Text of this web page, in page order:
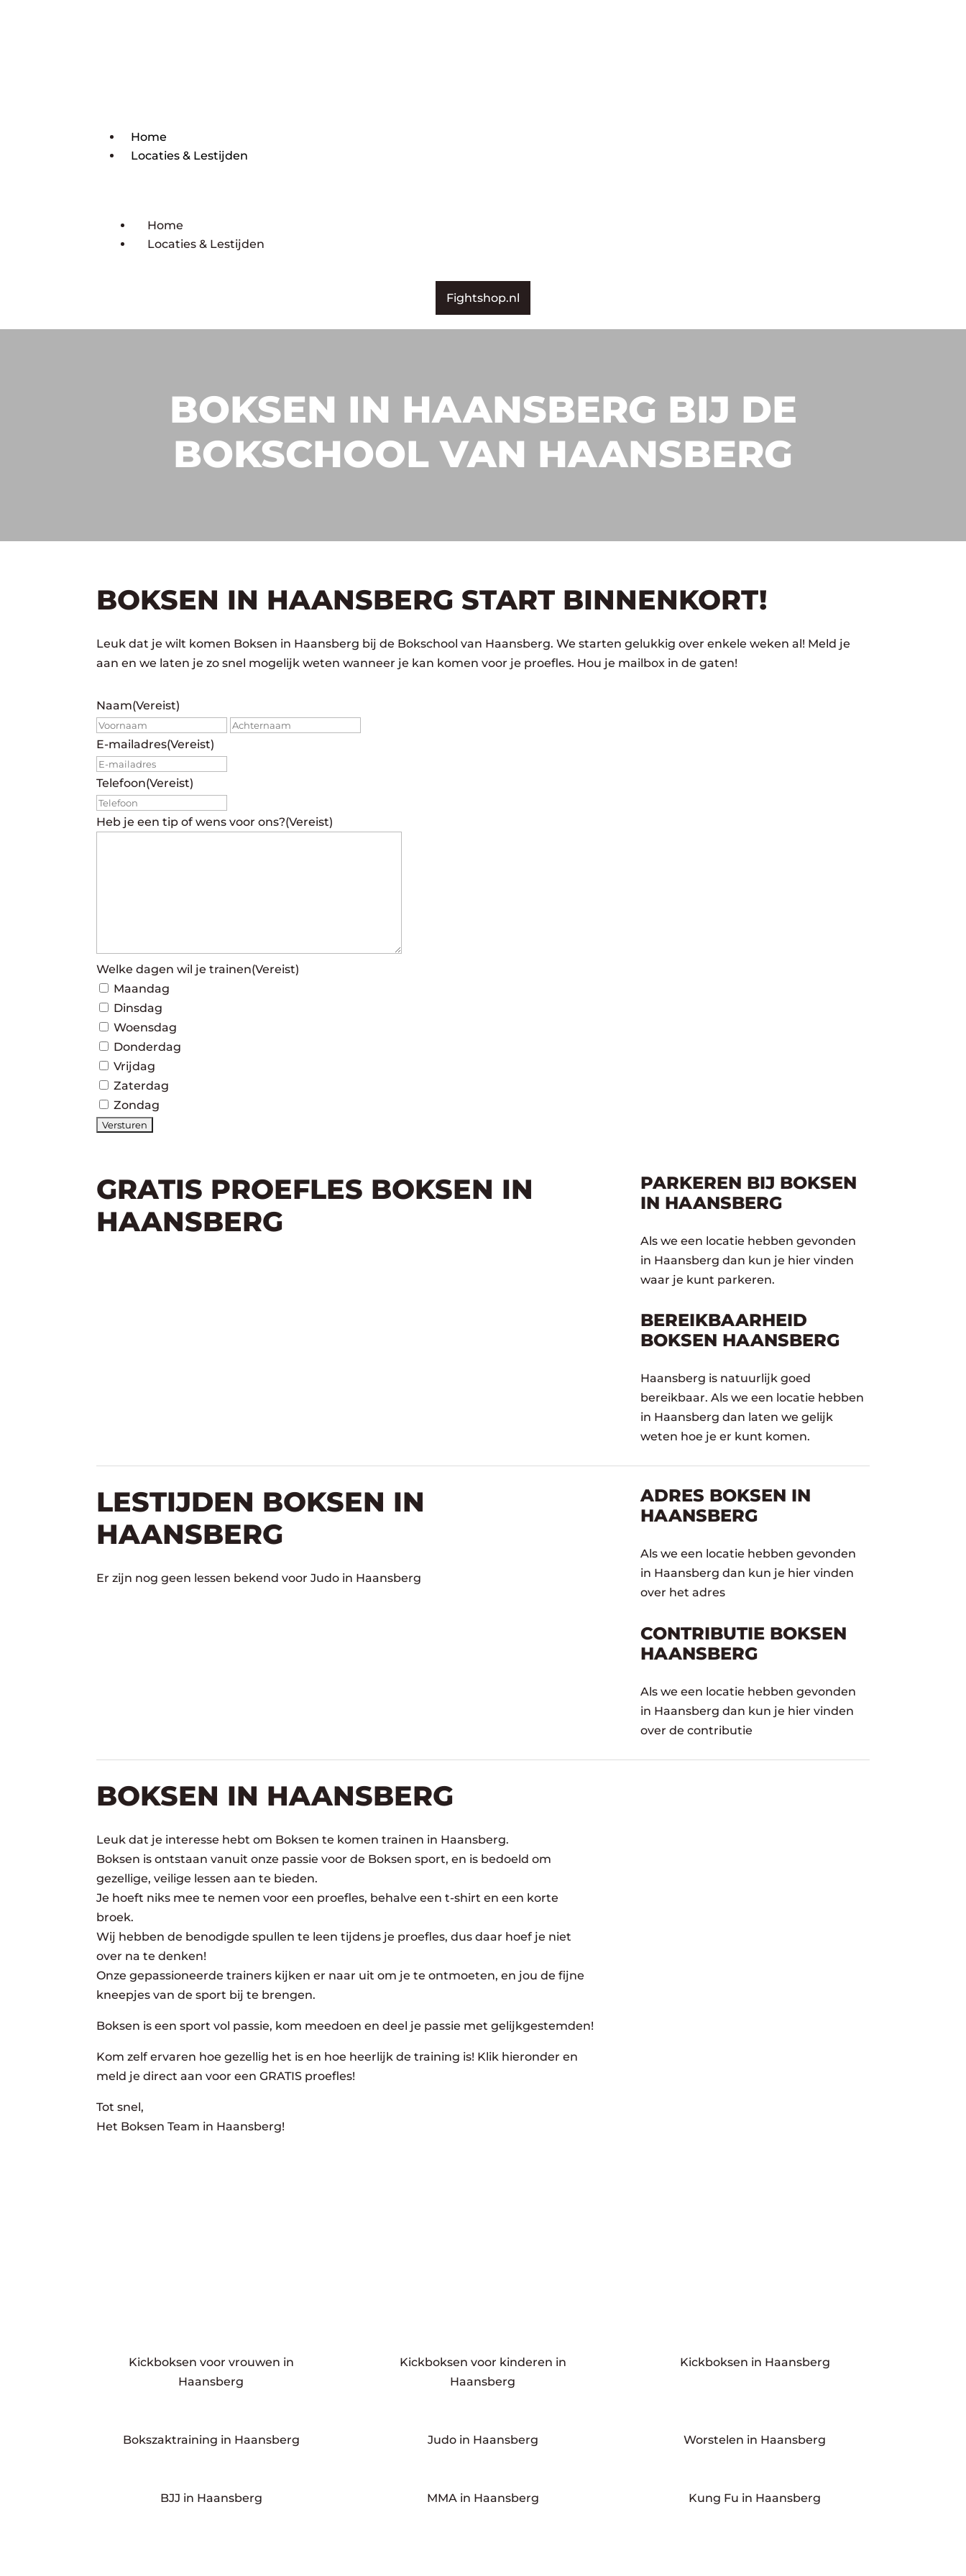
Home
Locaties & Lestijden
Home
Locaties & Lestijden
Fightshop.nl
BOKSEN IN HAANSBERG BIJ DE
BOKSCHOOL VAN HAANSBERG
BOKSEN IN HAANSBERG START BINNENKORT!
Leuk dat je wilt komen Boksen in Haansberg bij de Bokschool van Haansberg. We starten gelukkig over enkele weken al! Meld je
aan en we laten je zo snel mogelijk weten wanneer je kan komen voor je proefles. Hou je mailbox in de gaten!
Naam(Vereist)
Voornaam
E-mailadres(Vereist)
Telefoon(Vereist)
Heb je een tip of wens voor ons?(Vereist)
Welke dagen wil je trainen(Vereist)
Maandag
Dinsdag
Woensdag
Donderdag
Vrijdag
Zaterdag
Zondag
GRATIS PROEFLES BOKSEN IN
HAANSBERG
PARKEREN BIJ BOKSEN
IN HAANSBERG
Als we een locatie hebben gevonden
in Haansberg dan kun je hier vinden
waar je kunt parkeren.
BEREIKBAARHEID
BOKSEN HAANSBERG
Haansberg is natuurlijk goed
bereikbaar. Als we een locatie hebben
in Haansberg dan laten we gelijk
weten hoe je er kunt komen.
LESTIJDEN BOKSEN IN
HAANSBERG
Er zijn nog geen lessen bekend voor Judo in Haansberg
ADRES BOKSEN IN
HAANSBERG
Als we een locatie hebben gevonden
in Haansberg dan kun je hier vinden
over het adres
CONTRIBUTIE BOKSEN
HAANSBERG
Als we een locatie hebben gevonden
in Haansberg dan kun je hier vinden
over de contributie
BOKSEN IN HAANSBERG
Leuk dat je interesse hebt om Boksen te komen trainen in Haansberg.
Boksen is ontstaan vanuit onze passie voor de Boksen sport, en is bedoeld om
gezellige, veilige lessen aan te bieden.
Je hoeft niks mee te nemen voor een proefles, behalve een t-shirt en een korte
broek.
Wij hebben de benodigde spullen te leen tijdens je proefles, dus daar hoef je niet
over na te denken!
Onze gepassioneerde trainers kijken er naar uit om je te ontmoeten, en jou de fijne
kneepjes van de sport bij te brengen.
Boksen is een sport vol passie, kom meedoen en deel je passie met gelijkgestemden!
Kom zelf ervaren hoe gezellig het is en hoe heerlijk de training is! Klik hieronder en
meld je direct aan voor een GRATIS proefles!
Tot snel,
Het Boksen Team in Haansberg!
Kickboksen voor vrouwen in
Haansberg
Kickboksen voor kinderen in
Haansberg
Kickboksen in Haansberg
Bokszaktraining in Haansberg Judo in Haansberg Worstelen in Haansberg
BJJ in Haansberg MMA in Haansberg Kung Fu in Haansberg